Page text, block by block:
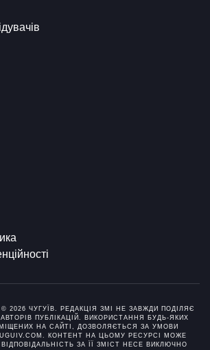
2026 ЧУГУЇВ. РЕДАКЦІЯ ЗМІ НЕ ЗАВЖДИ ПОДІЛЯЄ
ПУБЛІКАЦІЙ. ВИКОРИСТАННЯ БУДЬ-ЯКИХ
НА САЙТІ, ДОЗВОЛЯЄТЬСЯ ЗА УМОВИ
КОНТЕНТ НА ЦЬОМУ РЕСУРСІ МОЖЕ
ЗА ЇЇ ЗМІСТ НЕСЕ ВИКЛЮЧНО